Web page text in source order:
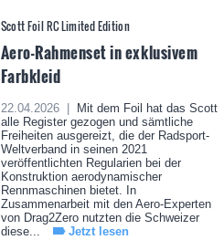
Scott Foil RC Limited Edition
Aero-Rahmenset in exklusivem
Farbkleid
22.04.2026 |
Mit dem Foil hat das Scott
alle Register gezogen und sämtliche
Freiheiten ausgereizt, die der Radsport-
Weltverband in seinen 2021
veröffentlichten Regularien bei der
Konstruktion aerodynamischer
Rennmaschinen bietet. In
Zusammenarbeit mit den Aero-Experten
von Drag2Zero nutzten die Schweizer
diese...
Jetzt lesen